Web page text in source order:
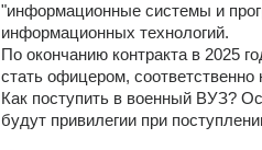
"информационные системы и
информационных технологий.
По окончанию контракта в 2025
стать офицером,
Как поступить в военный ВУЗ?
будут привилегии при